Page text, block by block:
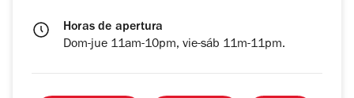
Horas de apertura
Dom-jue 11am-10pm, vie-sáb 11m-11pm.